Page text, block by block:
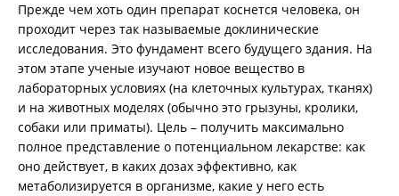
Прежде чем хоть один препарат коснется человека, он
проходит через так называемые доклинические
исследования. Это фундамент всего будущего здания. На
этом этапе ученые изучают новое вещество в
лабораторных условиях (на клеточных культурах, тканях)
и на животных моделях (обычно это грызуны, кролики,
собаки или приматы). Цель – получить максимально
полное представление о потенциальном лекарстве: как
оно действует, в каких дозах эффективно, как
метаболизируется в организме, какие у него есть